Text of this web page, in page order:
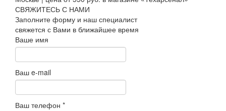
СВЯЖИТЕСЬ С НАМИ
Заполните форму и наш специалист
свяжется с Вами в ближайшее время
Ваше имя
Ваш e-mail
Ваш телефон *